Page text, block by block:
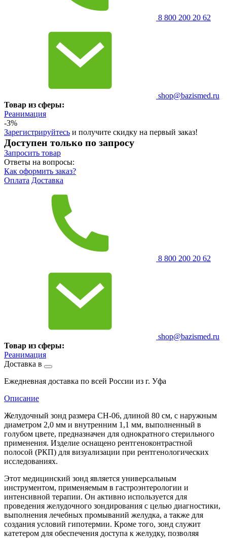
8 800 200 20 62
shop@bazismed.ru
Товар из сферы:
Реанимация
-3%
Зарегистрируйтесь и получите скидку на первый заказ!
Доступен только по запросу
Запросить товар
Ответы на вопросы:
Как оформить заказ?
Оплата Доставка
8 800 200 20 62
shop@bazismed.ru
Товар из сферы:
Реанимация
Доставка в
Ежедневная доставка по всей России из г. Уфа
Описание
Желудочный зонд размера CH-06, длиной 80 см, с наружным
диаметром 2,0 мм и внутренним 1,1 мм, выполненный в
голубом цвете, предназначен для однократного стерильного
применения. Изделие оснащено рентгеноконтрастной
полосой (РКП) для визуализации при рентгенологических
исследованиях.
Этот медицинский зонд является универсальным
инструментом, применяемым в гастроэнтерологии и
интенсивной терапии. Он активно используется для
проведения желудочного зондирования с целью диагностики,
выполнения лечебных промываний желудка, а также для
создания условий гипотермии. Кроме того, зонд служит
катетером для обеспечения доступа к желудку, позволяя